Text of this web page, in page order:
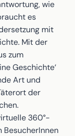
wie
es
mit
Mit der
zum
Geschichte‘
Art und
der
360°-
BesucherInnen